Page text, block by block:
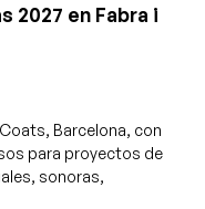
2027 en Fabra i
Barcelona, con
para proyectos de
sonoras,